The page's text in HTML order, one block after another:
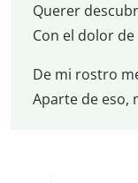
Querer
Con el dolor
De mi rostro
Aparte de eso,